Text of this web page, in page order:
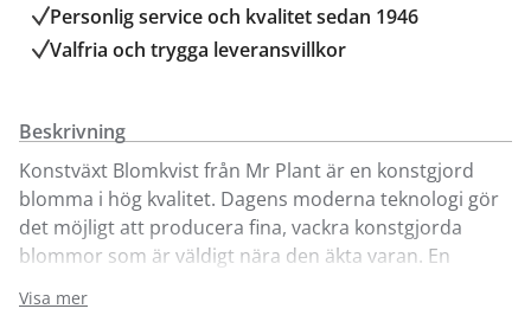
Personlig service och kvalitet sedan 1946
Valfria och trygga leveransvillkor
Beskrivning
Konstväxt Blomkvist från Mr Plant är en konstgjord
blomma i hög kvalitet. Dagens moderna teknologi gör
det möjligt att producera fina, vackra konstgjorda
blommor som är väldigt nära den äkta varan. En
ingen omvårdnad och den håller garanterat längre.
Visa mer